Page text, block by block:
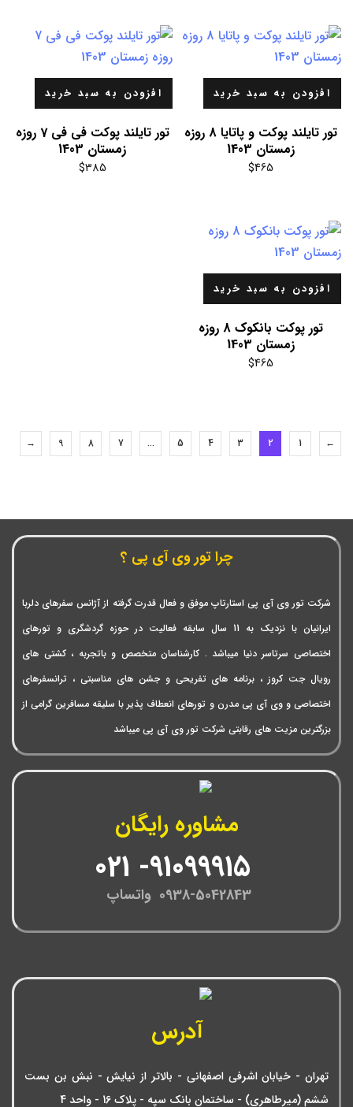
افزودن به سبد خرید
تور تایلند پوکت و پاتایا 8 روزه
زمستان 1403
$465
افزودن به سبد خرید
تور تایلند پوکت فی فی 7 روزه
زمستان 1403
$385
افزودن به سبد خرید
تور پوکت بانکوک 8 روزه
زمستان 1403
$465
←
1
2
3
4
5
…
7
8
9
→
چرا تور وی آی پی ؟
شرکت تور وی آی پی استارتاپ موفق و فعال قدرت گرفته از آژانس سفرهای دلربا
ایرانیان با نزدیک به 11 سال سابقه فعالیت در حوزه گردشگری و تورهای
اختصاصی سرتاسر دنیا میباشد . کارشناسان متخصص و باتجربه ، کشتی های
رویال جت کروز ، برنامه های تفریحی و جشن های مناسبتی ، ترانسفرهای
اختصاصی و وی آی پی مدرن و تورهای انعطاف پذیر با سلیقه مسافرین گرامی از
بزرگترین مزیت های رقابتی شرکت تور وی آی پی میباشد
مشاوره رایگان
0938-5042843 واتساپ
آدرس
تهران - خیابان اشرفی اصفهانی - بالاتر از نیایش - نبش بن بست
ششم (میرطاهری) - ساختمان بانک سپه - پلاک 16 - واحد 4